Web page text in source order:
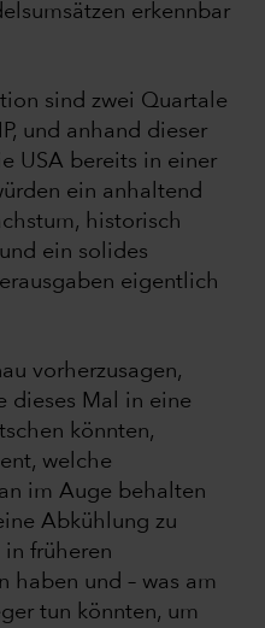
erkennbar
sind zwei Quartale
und anhand dieser
USA bereits in einer
ein anhaltend
historisch
ein solides
eigentlich
vorherzusagen,
dieses Mal in eine
könnten,
welche
im Auge behalten
Abkühlung zu
in früheren
haben und – was am
tun könnten, um